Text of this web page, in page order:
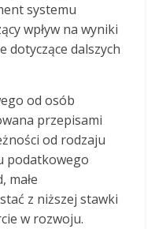
systemu
wpływ na wyniki
dotyczące dalszych
od osób
przepisami
od rodzaju
podatkowego
małe
z niższej stawki
w rozwoju.